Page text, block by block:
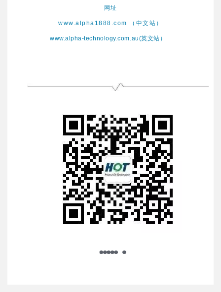
网址
www.alpha1888.com （中文站）
www.alpha-technology.com.au(英文站）